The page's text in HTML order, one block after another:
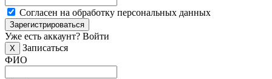
Согласен на обработку персональных данных
Зарегистрироваться
Уже есть аккаунт? Войти
X
Записаться
ФИО